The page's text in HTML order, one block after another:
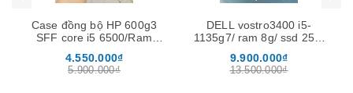
DELL vostro3400 i5-
1135g7/ ram 8g/ ssd 256/
9.900.000₫
13.500.000₫
DELL latitude3520 i5-
1145g7/ ram 8g/ ssd
11.800.000₫
15.000.000₫